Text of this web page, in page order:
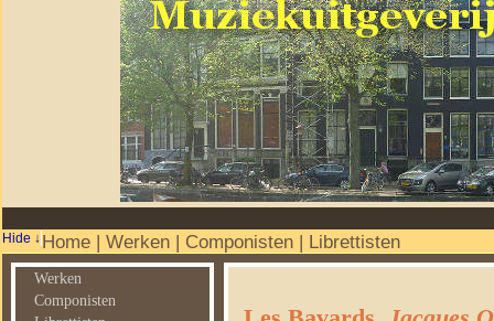
Home | Werken | Componisten | Librettisten
Werken
Componisten